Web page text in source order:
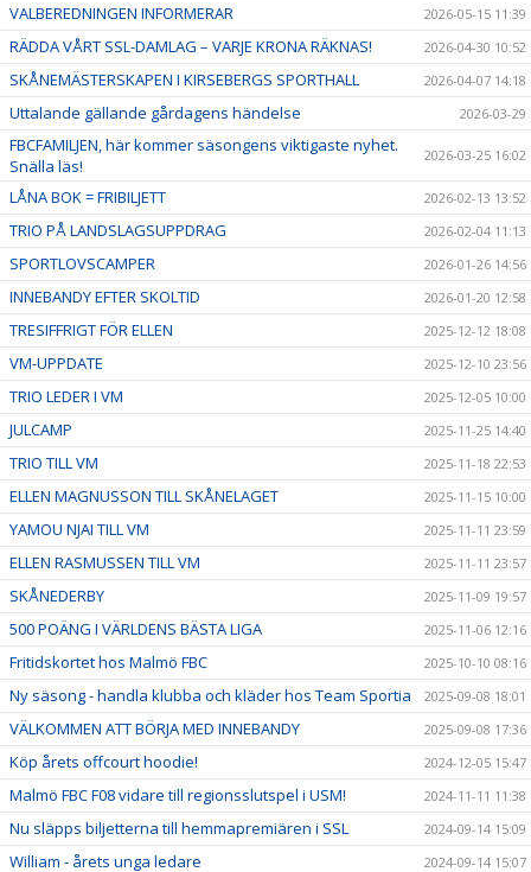
VALBEREDNINGEN INFORMERAR 2026-05-15 11:39
RÄDDA VÅRT SSL-DAMLAG – VARJE KRONA RÄKNAS! 2026-04-30 10:52
SKÅNEMÄSTERSKAPEN I KIRSEBERGS SPORTHALL 2026-04-07 14:18
Uttalande gällande gårdagens händelse 2026-03-29
FBCFAMILJEN, här kommer säsongens viktigaste nyhet.
Snälla läs!
2026-03-25 16:02
LÅNA BOK = FRIBILJETT 2026-02-13 13:52
TRIO PÅ LANDSLAGSUPPDRAG 2026-02-04 11:13
SPORTLOVSCAMPER 2026-01-26 14:56
INNEBANDY EFTER SKOLTID 2026-01-20 12:58
TRESIFFRIGT FÖR ELLEN 2025-12-12 18:08
VM-UPPDATE 2025-12-10 23:56
TRIO LEDER I VM 2025-12-05 10:00
JULCAMP 2025-11-25 14:40
TRIO TILL VM 2025-11-18 22:53
ELLEN MAGNUSSON TILL SKÅNELAGET 2025-11-15 10:00
YAMOU NJAI TILL VM 2025-11-11 23:59
ELLEN RASMUSSEN TILL VM 2025-11-11 23:57
SKÅNEDERBY 2025-11-09 19:57
500 POÄNG I VÄRLDENS BÄSTA LIGA 2025-11-06 12:16
Fritidskortet hos Malmö FBC 2025-10-10 08:16
Ny säsong - handla klubba och kläder hos Team Sportia 2025-09-08 18:01
VÄLKOMMEN ATT BÖRJA MED INNEBANDY 2025-09-08 17:36
Köp årets offcourt hoodie! 2024-12-05 15:47
Malmö FBC F08 vidare till regionsslutspel i USM! 2024-11-11 11:38
Nu släpps biljetterna till hemmapremiären i SSL 2024-09-14 15:09
William - årets unga ledare 2024-09-14 15:07